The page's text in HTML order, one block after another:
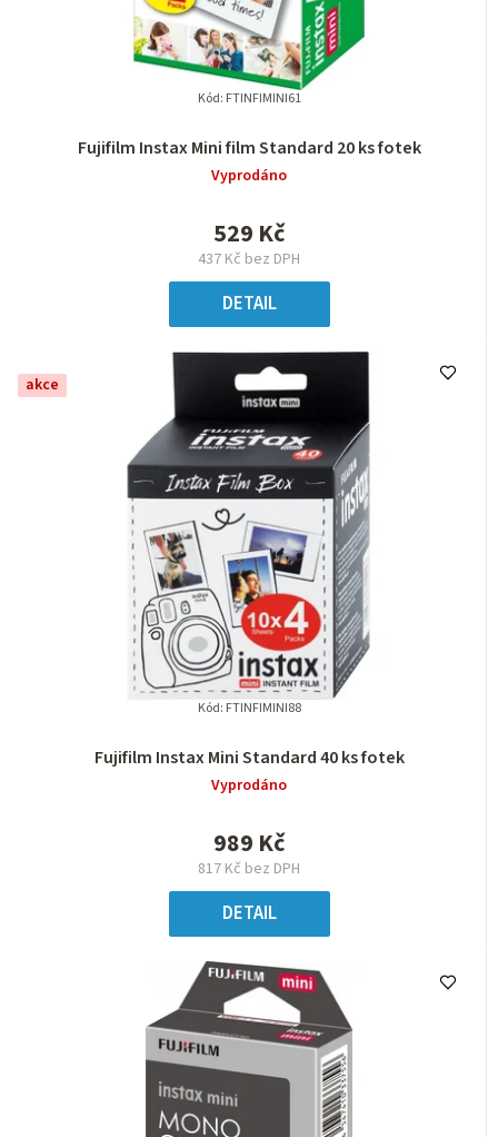
Fujifilm Instax Mini film Standard 20 ks fotek
Vyprodáno
437 Kč bez DPH
529 Kč
DETAIL
Kód: FTINFIMINI61
akce
Fujifilm Instax Mini Standard 40 ks fotek
Vyprodáno
817 Kč bez DPH
989 Kč
DETAIL
Kód: FTINFIMINI88